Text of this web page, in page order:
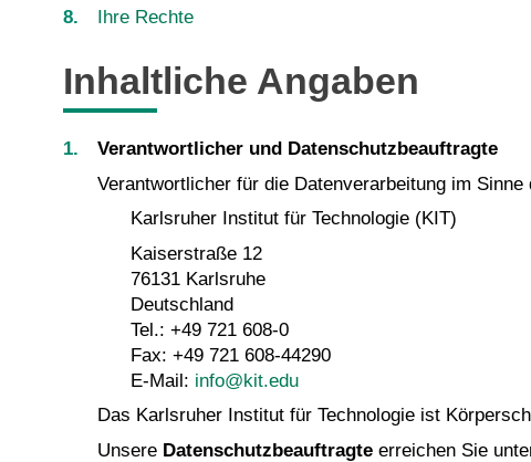
Ihre Rechte
Inhaltliche Angaben
Verantwortlicher und Datenschutzbeauftragte
Verantwortlicher für die Datenverarbeitung im
Karlsruher Institut für Technologie (KIT)
Kaiserstraße 12
76131 Karlsruhe
Deutschland
Tel.: +49 721 608-0
Fax: +49 721 608-44290
E-Mail: info@kit.edu
Das Karlsruher Institut für Technologie ist
Unsere Datenschutzbeauftragteerreichen Sie